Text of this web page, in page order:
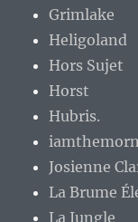
Grimlake
Heligoland
Hors Sujet
Horst
Hubris.
Josienne
La Brume
La Jungle